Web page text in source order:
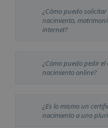
¿Cómo puedo
nacimiento,
internet?
¿Cómo puedo pedir el
nacimiento online?
¿Es lo mismo un
nacimiento a uno